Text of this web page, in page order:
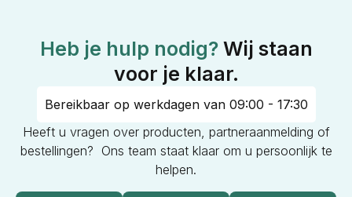
Heb je hulp nodig?Wij staan
voor je klaar.
Bereikbaar op werkdagen van 09:00 - 17:30
Heeft u vragen over producten, partneraanmelding of
bestellingen? Ons team staat klaar om u persoonlijk te
helpen.